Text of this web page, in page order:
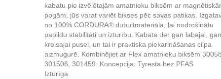
kabatu pie izvēlētajām amatnieku biksēm ar
pogām, jūs varat variēt bikses pēc savas patikas.
no 100% CORDURA® dubultmateriāla, lai nodrošinātu
papildu stabilitāti un izturību. Kabata der gan labajai, gan
kreisajai pusei, un tai ir praktiska piekarināšanas cilpa
aizmugurē. Kombinējiet ar Flex amatnieku biksēm
301506, 301459. Koncepcija: Tyresta bez PFAS
Izturīga